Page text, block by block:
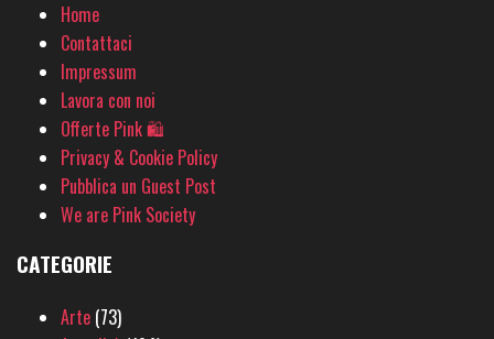
Home
Contattaci
Impressum
Lavora con noi
Offerte Pink 🛍
Privacy & Cookie Policy
Pubblica un Guest Post
We are Pink Society
CATEGORIE
Arte (73)